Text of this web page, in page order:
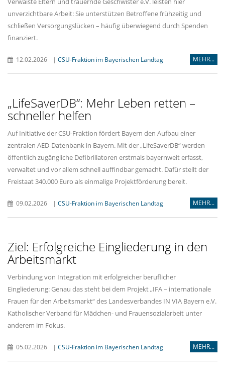
unverzichtbare Arbeit: Sie unterstützen Betroffene frühzeitig und
schließen Versorgungslücken – häufig überwiegend durch Spenden
finanziert.
12.02.2026 | CSU-Fraktion im Bayerischen Landtag MEHR...
LifeSaverDB“: Mehr Leben retten –
schneller helfen
Auf Initiative der CSU-Fraktion fördert Bayern den Aufbau einer
zentralen AED-Datenbank in Bayern. Mit der „LifeSaverDB“ werden
öffentlich zugängliche Defibrillatoren erstmals bayernweit erfasst,
verwaltet und vor allem schnell auffindbar gemacht. Dafür stellt der
Freistaat 340.000 Euro als einmalige Projektförderung bereit.
09.02.2026 | CSU-Fraktion im Bayerischen Landtag MEHR...
Ziel: Erfolgreiche Eingliederung in den
Arbeitsmarkt
Verbindung von Integration mit erfolgreicher beruflicher
Eingliederung: Genau das steht bei dem Projekt „IFA – internationale
Frauen für den Arbeitsmarkt“ des Landesverbandes IN VIA Bayern e.V.
Katholischer Verband für Mädchen- und Frauensozialarbeit unter
anderem im Fokus.
05.02.2026 | CSU-Fraktion im Bayerischen Landtag MEHR...